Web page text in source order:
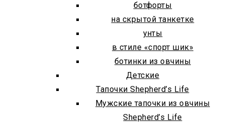
ботфорты
на скрытой танкетке
унты
в стиле «спорт шик»
ботинки из овчины
Детские
Тапочки Shepherd’s Life
Мужские тапочки из овчины
Shepherd’s Life